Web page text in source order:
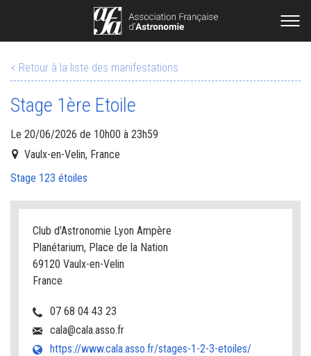
< Retour à la liste des manifestations
Stage 1ère Etoile
Le 20/06/2026 de 10h00 à 23h59
Vaulx-en-Velin, France
Stage 123 étoiles
Club d'Astronomie Lyon Ampère
Planétarium, Place de la Nation
69120 Vaulx-en-Velin
France
07 68 04 43 23
cala@cala.asso.fr
https://www.cala.asso.fr/stages-1-2-3-etoiles/